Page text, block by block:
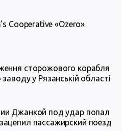
Cooperative «Ozero»
сторожового корабля
у Рязанській області
Джанкой под удар попал
пассажирский поезд